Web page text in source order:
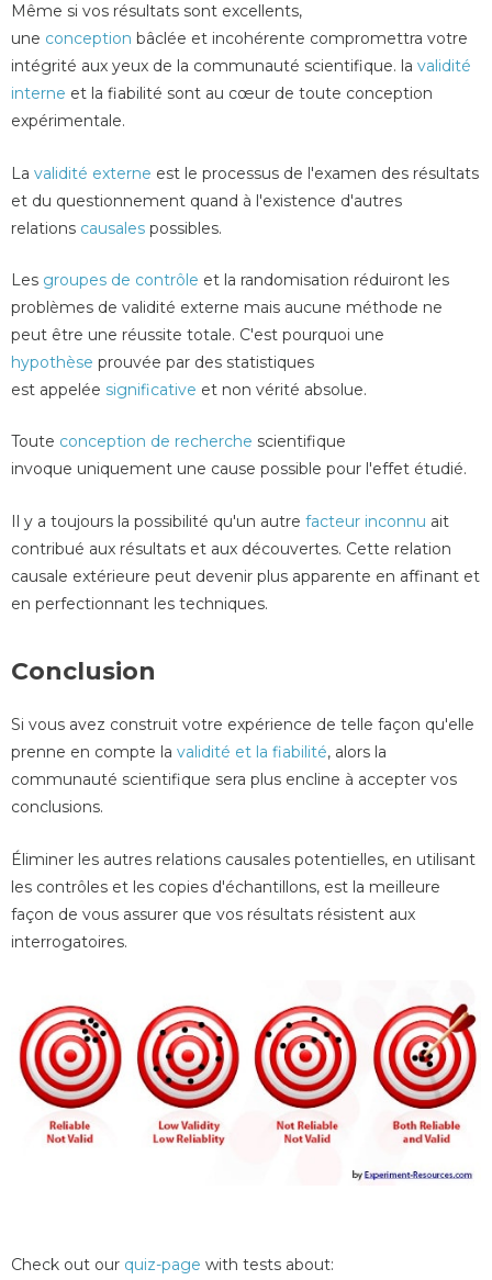
Même si vos résultats sont excellents,
une conception bâclée et incohérente compromettra votre
intégrité aux yeux de la communauté scientifique. la validité
interne et la fiabilité sont au cœur de toute conception
expérimentale.
La validité externe est le processus de l'examen des résultats
et du questionnement quand à l'existence d'autres
relations causales possibles.
Les groupes de contrôle et la randomisation réduiront les
problèmes de validité externe mais aucune méthode ne
peut être une réussite totale. C'est pourquoi une
hypothèse prouvée par des statistiques
est appelée significative et non vérité absolue.
Toute conception de recherche scientifique
invoque uniquement une cause possible pour l'effet étudié.
Il y a toujours la possibilité qu'un autre facteur inconnu ait
contribué aux résultats et aux découvertes. Cette relation
causale extérieure peut devenir plus apparente en affinant et
en perfectionnant les techniques.
Conclusion
Si vous avez construit votre expérience de telle façon qu'elle
prenne en compte la validité et la fiabilité, alors la
communauté scientifique sera plus encline à accepter vos
conclusions.
Éliminer les autres relations causales potentielles, en utilisant
les contrôles et les copies d'échantillons, est la meilleure
façon de vous assurer que vos résultats résistent aux
interrogatoires.
Check out our quiz-page with tests about: